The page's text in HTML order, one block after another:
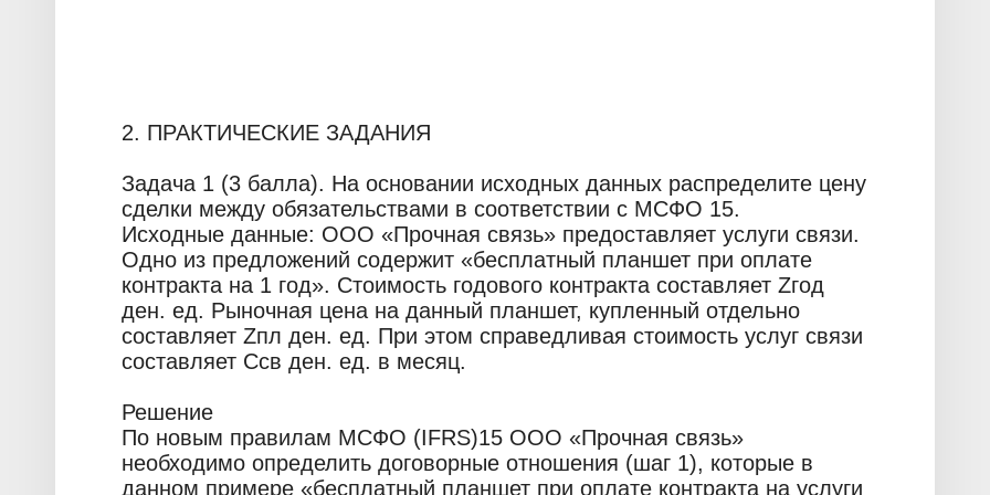
2. ПРАКТИЧЕСКИЕ ЗАДАНИЯ
Задача 1 (3 балла). На основании исходных данных распределите цену
сделки между обязательствами в соответствии с МСФО 15.
Исходные данные: ООО «Прочная связь» предоставляет услуги связи.
Одно из предложений содержит «бесплатный планшет при оплате
контракта на 1 год». Стоимость годового контракта составляет Zгод
ден. ед. Рыночная цена на данный планшет, купленный отдельно
составляет Zпл ден. ед. При этом справедливая стоимость услуг связи
составляет Cсв ден. ед. в месяц.
Решение
По новым правилам МСФО (IFRS)15 ООО «Прочная связь»
необходимо определить договорные отношения (шаг 1), которые в
данном примере «бесплатный планшет при оплате контракта на услуги